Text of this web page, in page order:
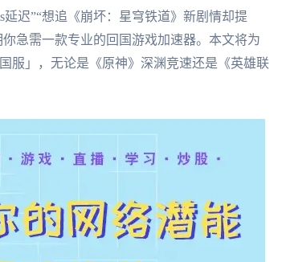
迟”“想追《崩坏：星穹铁道》新剧情却提
急需一款专业的回国游戏加速器。本文将为
服」，无论是《原神》深渊竞速还是《英雄联